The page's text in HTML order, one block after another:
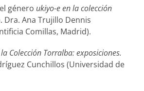
género ukiyo-e en la colección
Dra. Ana Trujillo Dennis
Comillas, Madrid).
Colección Torralba: exposiciones.
Cunchillos (Universidad de